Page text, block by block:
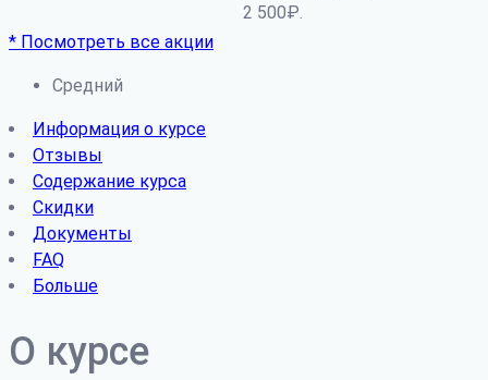
2 500₽.
* Посмотреть все акции
Средний
Информация о курсе
Отзывы
Содержание курса
Скидки
Документы
FAQ
Больше
О курсе